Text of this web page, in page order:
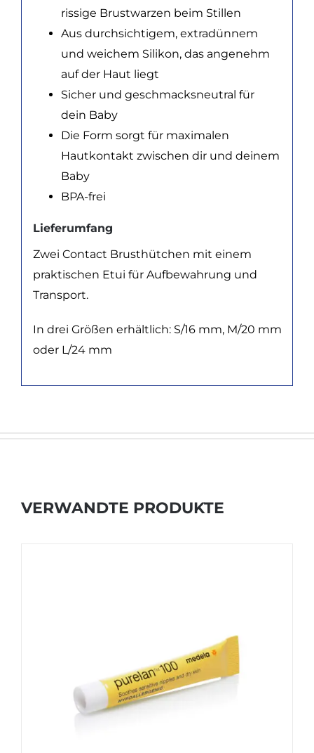
rissige Brustwarzen beim Stillen
Aus durchsichtigem, extradünnem
und weichem Silikon, das angenehm
auf der Haut liegt
Sicher und geschmacksneutral für
dein Baby
Die Form sorgt für maximalen
Hautkontakt zwischen dir und deinem
Baby
BPA-frei
Lieferumfang
Zwei Contact Brusthütchen mit einem
praktischen Etui für Aufbewahrung und
Transport.
In drei Größen erhältlich: S/16 mm, M/20 mm
oder L/24 mm
VERWANDTE PRODUKTE